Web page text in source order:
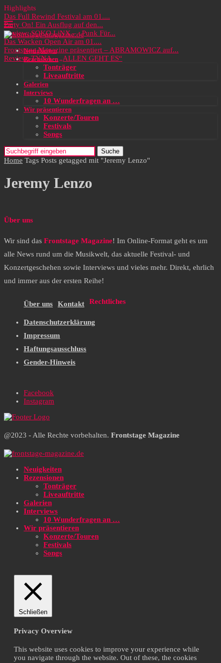
Highlights
Das Full Rewind Festival am 01....
Party On! Ein Ausflug auf den...
Review: SOKO LiNX – „Punk Für...
Das Wacken Open Air am 01....
Frontstage Magazine präsentiert – ABRAMOWICZ auf...
Review: TYNA – „ALLEN GEHT ES“
Neuigkeiten
Rezensionen
Tonträger
Liveauftritte
Galerien
Interviews
10 Wunderfragen an …
Wir präsentieren
Konzerte/Touren
Festivals
Songs
Suche
Home Tags Posts getagged mit "Jeremy Lenzo"
Jeremy Lenzo
Über uns
Wir sind das Frontstage Magazine! Im Online-Format geht es um
alle News rund um die Musikwelt, das aktuelle Festival- und
Konzertgeschehen sowie Interviews und vieles mehr. Direkt, ehrlich
und immer aus der ersten Reihe!
Über uns Kontakt Rechtliches
Datenschutzerklärung
Impressum
Haftungsausschluss
Gender-Hinweis
Facebook
Instagram
@2023 - Alle Rechte vorbehalten. Frontstage Magazine
Neuigkeiten
Rezensionen
Tonträger
Liveauftritte
Galerien
Interviews
10 Wunderfragen an …
Wir präsentieren
Konzerte/Touren
Festivals
Songs
Schließen
Privacy Overview
This website uses cookies to improve your experience while
you navigate through the website. Out of these, the cookies